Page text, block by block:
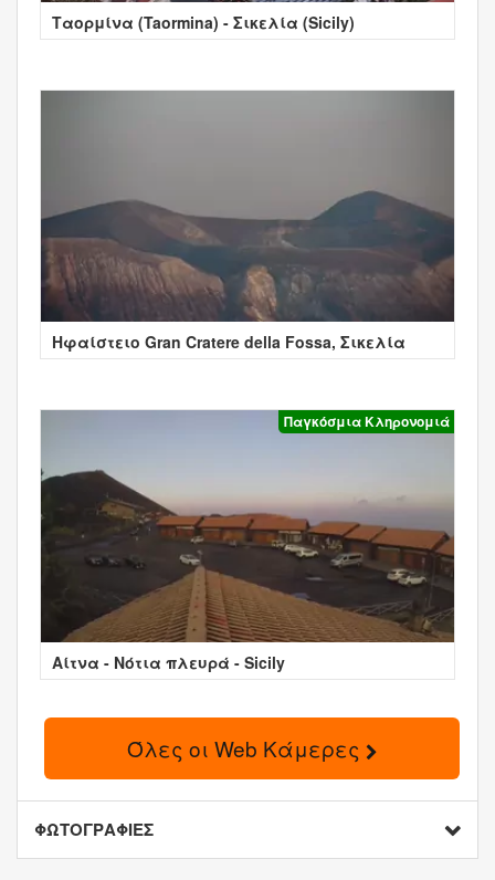
Ταορμίνα (Taormina) - Σικελία (Sicily)
Ηφαίστειο Gran Cratere della Fossa, Σικελία
Παγκόσμια Κληρονομιά
Αίτνα - Νότια πλευρά - Sicily
Όλες οι Web Κάμερες
ΦΩΤΟΓΡΑΦΙΕΣ